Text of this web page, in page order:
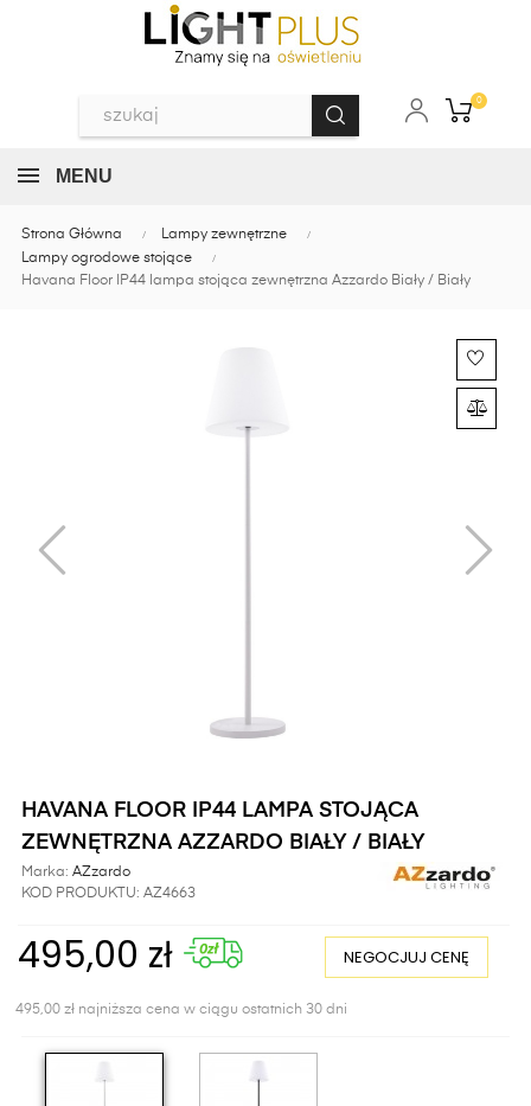
0
MENU
Strona Główna
Lampy zewnętrzne
Lampy ogrodowe stojące
Havana Floor IP44 lampa stojąca zewnętrzna Azzardo Biały / Biały
HAVANA FLOOR IP44 LAMPA STOJĄCA
ZEWNĘTRZNA AZZARDO BIAŁY / BIAŁY
Marka: AZzardo
KOD PRODUKTU: AZ4663
495,00 zł NEGOCJUJ CENĘ
495,00 zł najniższa cena w ciągu ostatnich 30 dni